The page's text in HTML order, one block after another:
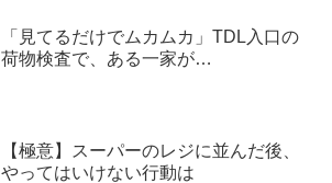
「見てるだけでムカムカ」TDL入口の
荷物検査で、ある一家が…
【極意】スーパーのレジに並んだ後、
やってはいけない行動は